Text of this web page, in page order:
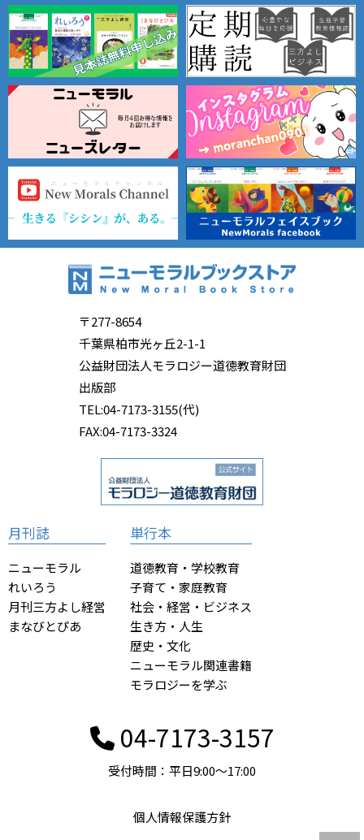
〒277-8654
千葉県柏市光ヶ丘2-1-1
公益財団法人モラロジー道徳教育財団
出版部
TEL:04-7173-3155(代)
FAX:04-7173-3324
月刊誌
ニューモラル
れいろう
月刊三方よし経営
まなびとぴあ
単行本
道徳教育・学校教育
子育て・家庭教育
社会・経営・ビジネス
生き方・人生
歴史・文化
ニューモラル関連書籍
モラロジーを学ぶ
04-7173-3157
受付時間：平日9:00〜17:00
個人情報保護方針